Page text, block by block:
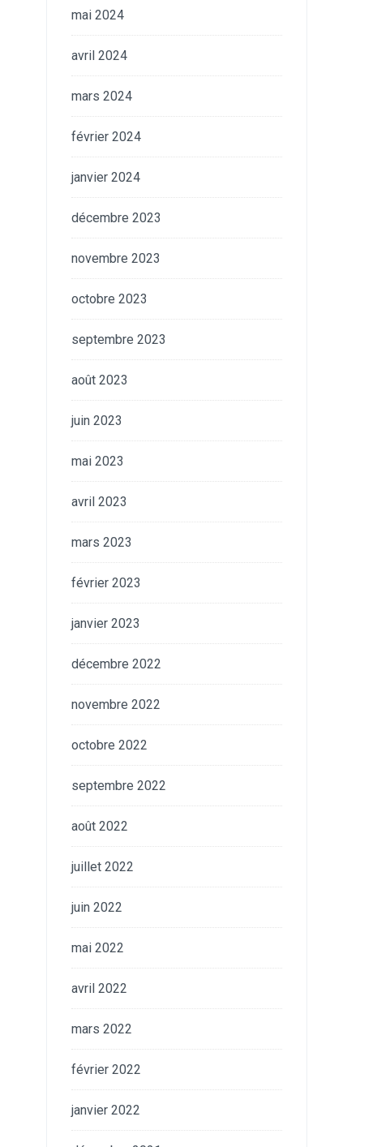
mai 2024
avril 2024
mars 2024
février 2024
janvier 2024
décembre 2023
novembre 2023
octobre 2023
septembre 2023
août 2023
juin 2023
mai 2023
avril 2023
mars 2023
février 2023
janvier 2023
décembre 2022
novembre 2022
octobre 2022
septembre 2022
août 2022
juillet 2022
juin 2022
mai 2022
avril 2022
mars 2022
février 2022
janvier 2022